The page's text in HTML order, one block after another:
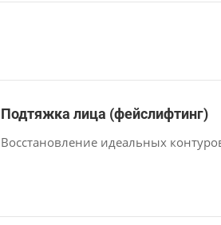
Подтяжка лица (фейслифтинг)
Восстановление идеальных